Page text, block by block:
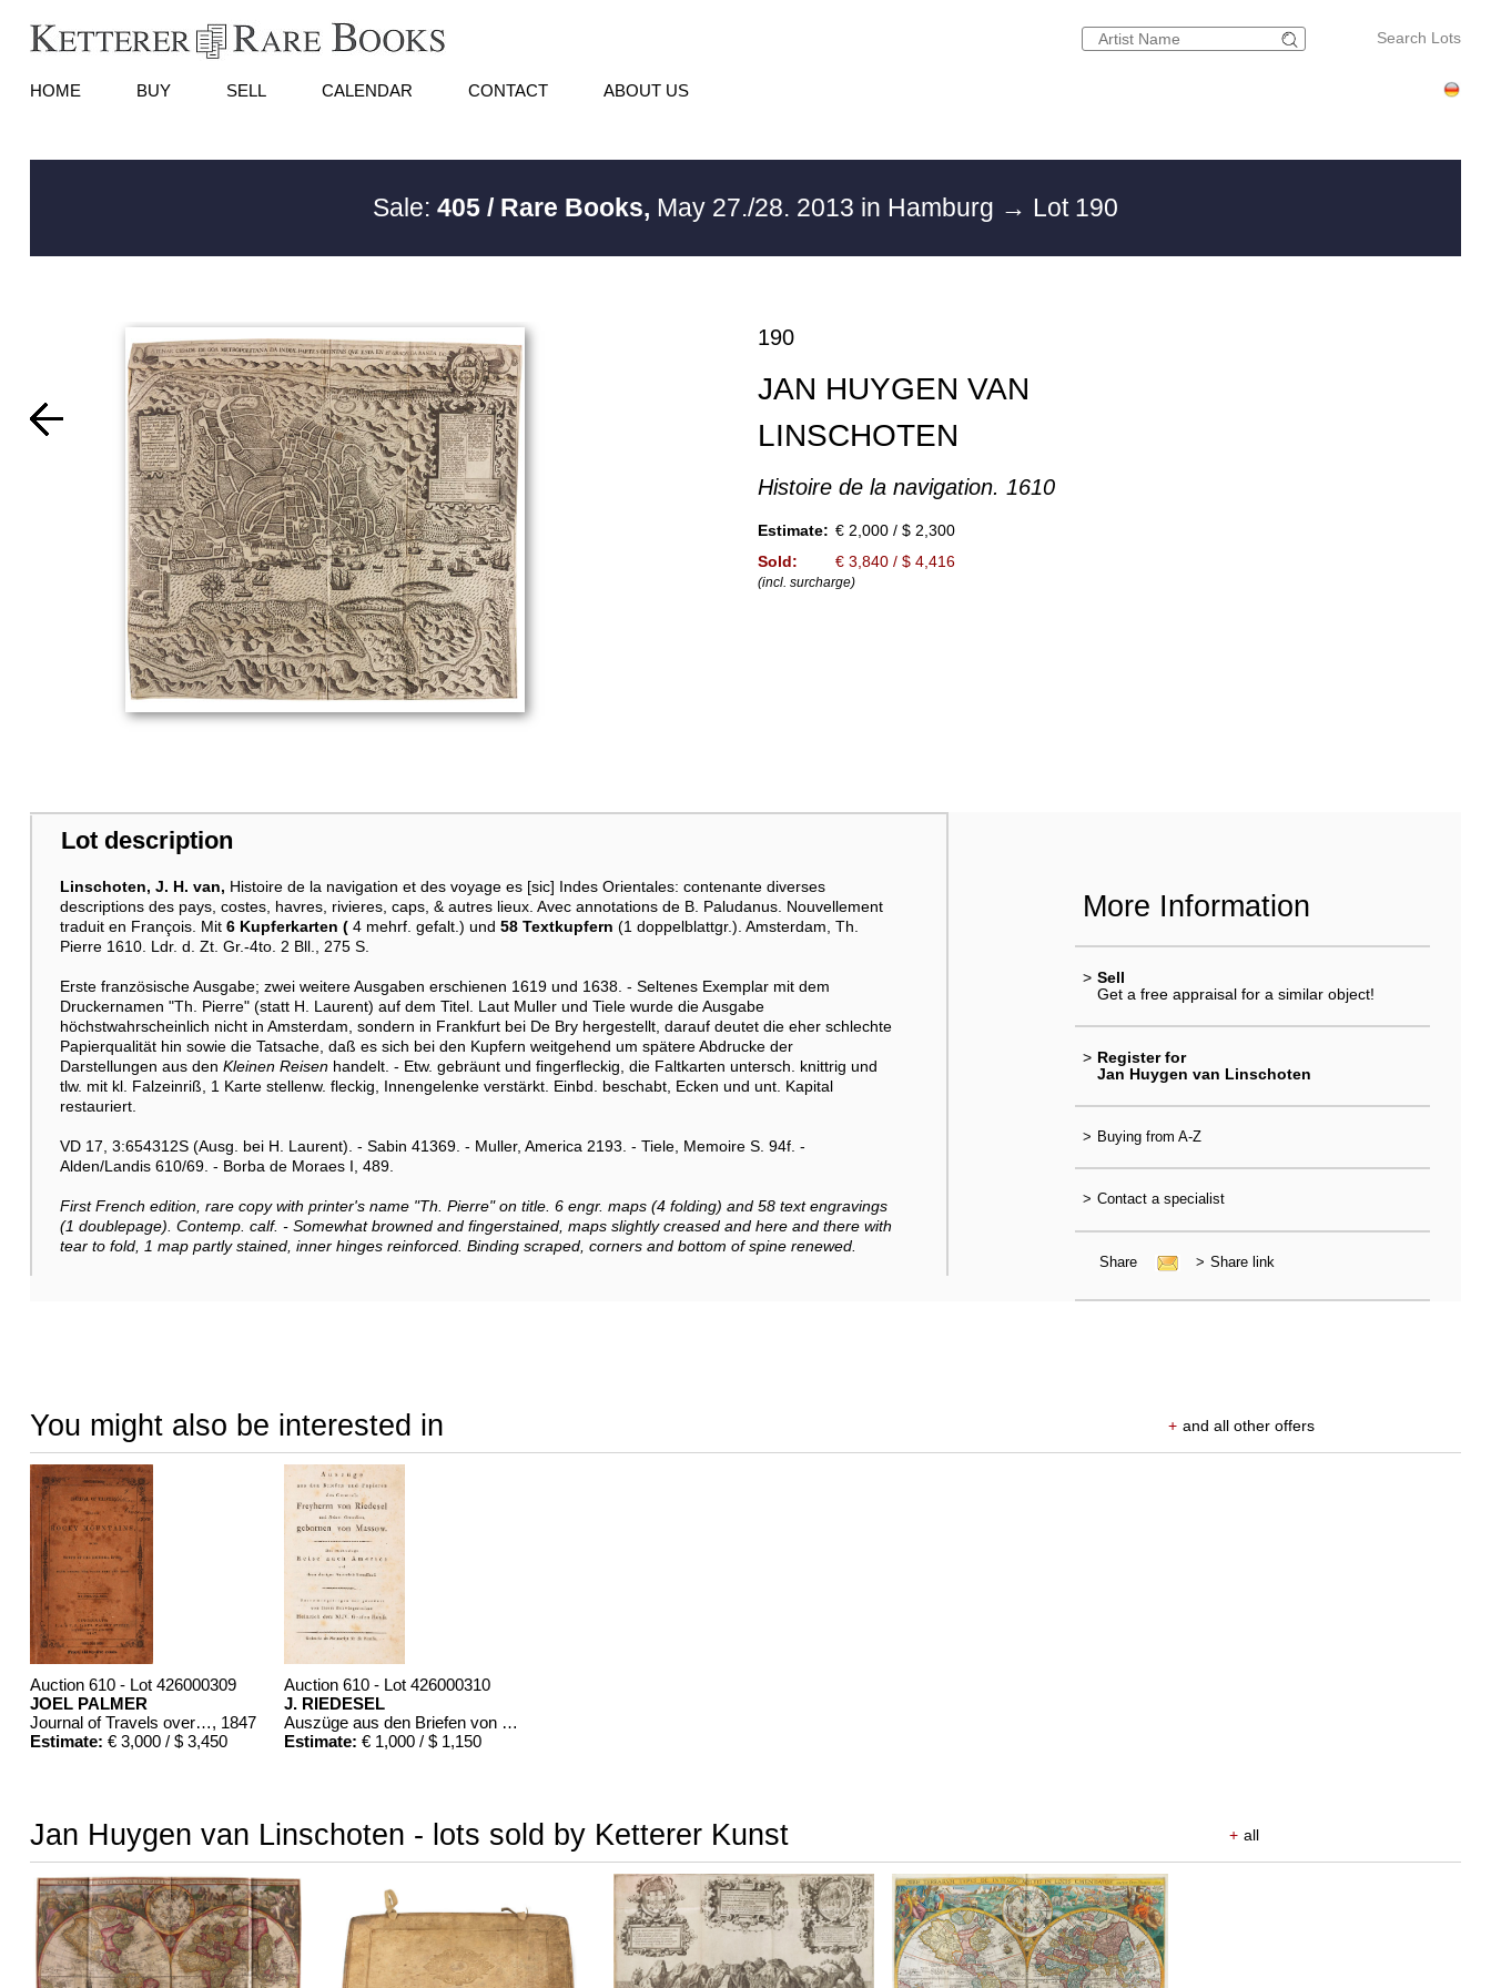
Search Lots
HOME BUY SELL CALENDAR CONTACT ABOUT US
Sale: 405 / Rare Books, May 27./28. 2013 in Hamburg → Lot 190
190
JAN HUYGEN VAN
LINSCHOTEN
Histoire de la navigation. 1610
Estimate: € 2,000 / $ 2,300
Sold:
€ 3,840 / $ 4,416
(incl. surcharge)
Lot description
Linschoten, J. H. van, Histoire de la navigation et des voyage es [sic] Indes Orientales: contenante diverses
descriptions des pays, costes, havres, rivieres, caps, & autres lieux. Avec annotations de B. Paludanus. Nouvellement
traduit en François. Mit6 Kupferkarten (4 mehrf. gefalt.) und 58 Textkupfern (1 doppelblattgr.). Amsterdam, Th.
Pierre 1610. Ldr. d. Zt. Gr.-4to. 2 Bll., 275 S.
Erste französische Ausgabe; zwei weitere Ausgaben erschienen 1619 und 1638. - Seltenes Exemplar mit dem
Druckernamen "Th. Pierre" (statt H. Laurent) auf dem Titel. Laut Muller und Tiele wurde die Ausgabe
höchstwahrscheinlich nicht in Amsterdam, sondern in Frankfurt bei De Bry hergestellt, darauf deutet die eher schlechte
Papierqualität hin sowie die Tatsache, daß es sich bei den Kupfern weitgehend um spätere Abdrucke der
Darstellungen aus den Kleinen Reisenhandelt. - Etw. gebräunt und fingerfleckig, die Faltkarten untersch. knittrig und
tlw. mit kl. Falzeinriß, 1 Karte stellenw. fleckig, Innengelenke verstärkt. Einbd. beschabt, Ecken und unt. Kapital
restauriert.
VD 17, 3:654312S (Ausg. bei H. Laurent). - Sabin 41369. - Muller, America 2193. - Tiele, Memoire S. 94f. -
Alden/Landis 610/69. - Borba de Moraes I, 489.
First French edition, rare copy with printer's name "Th. Pierre" on title. 6 engr. maps (4 folding) and 58 text engravings
(1 doublepage). Contemp. calf. - Somewhat browned and fingerstained, maps slightly creased and here and there with
tear to fold, 1 map partly stained, inner hinges reinforced. Binding scraped, corners and bottom of spine renewed.
More Information
> Sell
Get a free appraisal for a similar object!
> Register for
Jan Huygen van Linschoten
> Buying from A-Z
> Contact a specialist
Share > Share link
You might also be interested in + and all other offers
Auction 610 - Lot 426000309
JOEL PALMER
Journal of Travels over the Rocky Mountains, 1847
Estimate: € 3,000 / $ 3,450
Auction 610 - Lot 426000310
J. RIEDESEL
Auszüge aus den Briefen von Riedesel ... Reise nach America
Estimate: € 1,000 / $ 1,150
Jan Huygen van Linschoten - lots sold by Ketterer Kunst + all